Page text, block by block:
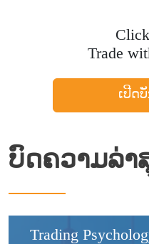
Trade
ເປີດ
ບົດຄວາມລ່າ
Trading